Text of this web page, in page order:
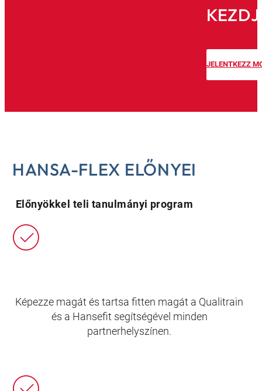
JELENTKEZZ
HANSA-FLEX ELŐNYEI
Előnyökkel teli tanulmányi program
Képezze magát és tartsa fitten magát a Qualitrain
és a Hansefit segítségével minden
partnerhelyszínen.